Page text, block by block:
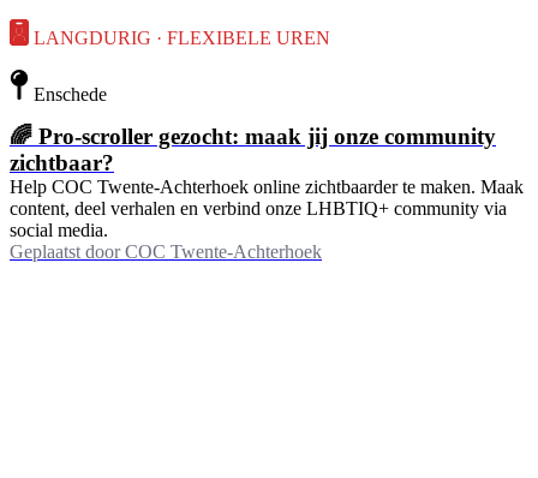
LANGDURIG · FLEXIBELE UREN
Enschede
🌈 Pro-scroller gezocht: maak jij onze community
zichtbaar?
Help COC Twente-Achterhoek online zichtbaarder te maken. Maak
content, deel verhalen en verbind onze LHBTIQ+ community via
social media.
Geplaatst door COC Twente-Achterhoek